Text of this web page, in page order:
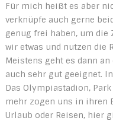
Für mich heißt es aber
verknüpfe auch gerne
genug frei haben, um die
wir etwas und nutzen die
Meistens geht es dann
auch sehr gut geeignet.
Das Olympiastadion,
mehr zogen uns in ihren
Urlaub oder Reisen, hier